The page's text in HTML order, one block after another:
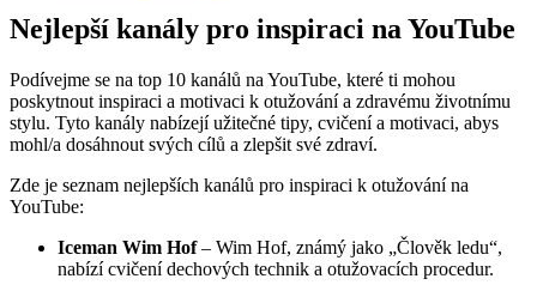
Nejlepší kanály pro inspiraci na YouTube
Podívejme se na top 10 kanálů na YouTube, které ti mohou
poskytnout inspiraci a motivaci k otužování a zdravému životnímu
stylu. Tyto kanály nabízejí užitečné tipy, cvičení a motivaci, abys
mohl/a dosáhnout svých cílů a zlepšit své zdraví.
Zde je seznam nejlepších kanálů pro inspiraci k otužování na
YouTube:
Iceman Wim Hof– Wim Hof, známý jako „Člověk ledu“,
nabízí cvičení dechových technik a otužovacích procedur.